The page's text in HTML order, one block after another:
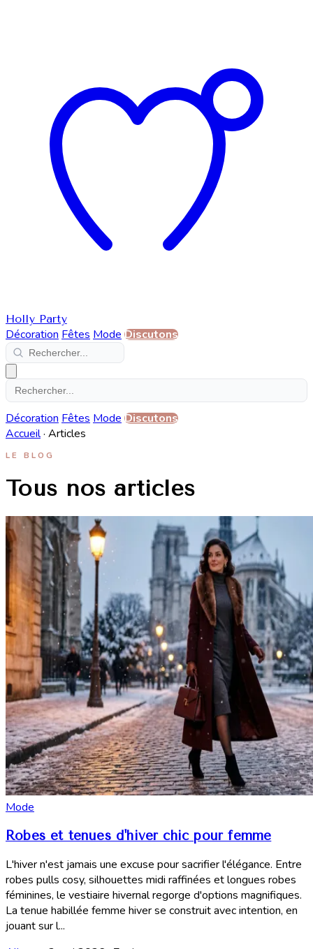
Holly Party
Décoration Fêtes Mode Discutons
Décoration Fêtes Mode Discutons
Accueil· Articles
LE BLOG
Tous nos articles
Mode
Robes et tenues d'hiver chic pour femme
L'hiver n'est jamais une excuse pour sacrifier l'élégance. Entre
robes pulls cosy, silhouettes midi raffinées et longues robes
féminines, le vestiaire hivernal regorge d'options magnifiques.
La tenue habillée femme hiver se construit avec intention, en
jouant sur l...